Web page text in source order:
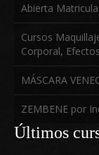
Abierta
Cursos
Corporal,
MÁSCARA
ZEMBENE por
Últimos